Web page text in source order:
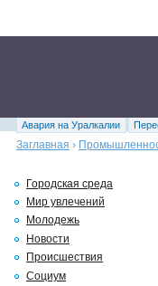
Авария на Уралкалии
Заглавная ›
Городская среда
Мир увлечений
Молодежь
Новости
Происшествия
Социум